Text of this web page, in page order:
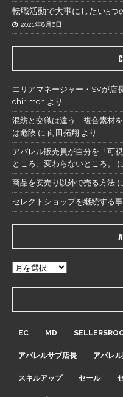
転職活動で大事にしたい5つ
2021年8月6日
エリアマネージャー・SVが店
chirimen より
混紡と交織は違う 複合素材
は危険 に 向田拓翔 より
アパレル販売員が自分を「可
ところ、変わらないところ。
に
商品を安売り以外で売る方法 に
セレクトショップを継続する
EC MD
アパレルサブ店長 アパレ
スキルアップ セール